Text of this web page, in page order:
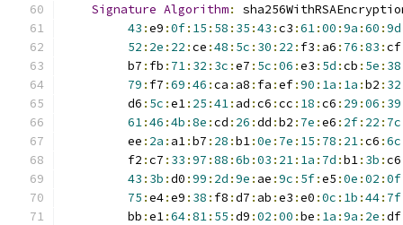
Signature Algorithm:
43 :e9 :0f: 15 : 58 : 35 :43 :c3 :61:00 :9a :60 :9d
52 : 2e : 22 :ce :48 : 5c : 30 : 22 : f3 : a6 : 76 :83 :cf
         b7
: fb : 71: 32 : 3c :e7 : 5c :06 :e3 : 5d :cb : 5e : 38
79 : f7 :69 :46 :ca : a8 : fa :ef:90 : 1a : 1a :b2 : 32
         d6
: 5c :e1: 25 :41: ad :c6 :cc : 18 :c6 : 29 :06 : 39
61:46 :4b :8e :cd : 26 :dd :b2 : 7e :e6 : 2f: 22 : 7c
         ee
: 2a : a1:b7 : 28 :b1:0e : 7e : 15 : 78 : 21:c6 :6c
         f2
:c7 : 33 :97 :88 :6b :03 : 21: 1a : 7d :b1: 3b :c6
43 : 3b :d0 :99 : 2d :9e : ae :9c : 5f:e5 :0e :02 :0f
75 :e4:e9 : 38 : f8 :d7 : ab :e3 :e0 :0c : 1b :44: 7f
         bb
:e1:64:81: 55 :d9 :02 :00 :be : 1a :9a : 2e :df